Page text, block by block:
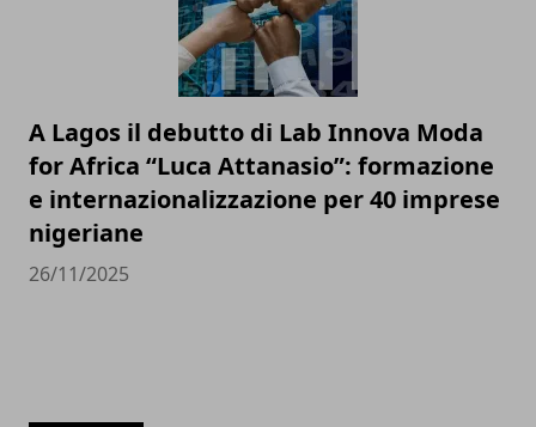
A Lagos il debutto di Lab Innova Moda
for Africa “Luca Attanasio”: formazione
e internazionalizzazione per 40 imprese
nigeriane
26/11/2025